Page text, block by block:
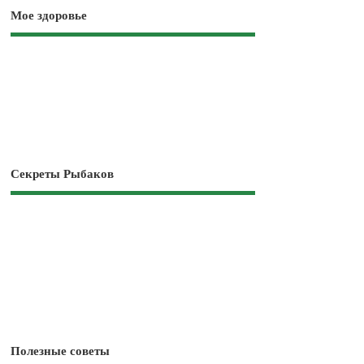
Мое здоровье
Секреты Рыбаков
Полезные советы